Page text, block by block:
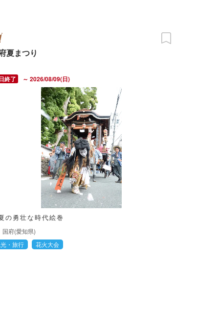
夏まつり
～ 2026/08/09(日)
の勇壮な時代絵巻
国府(愛知県)
・旅行
花火大会